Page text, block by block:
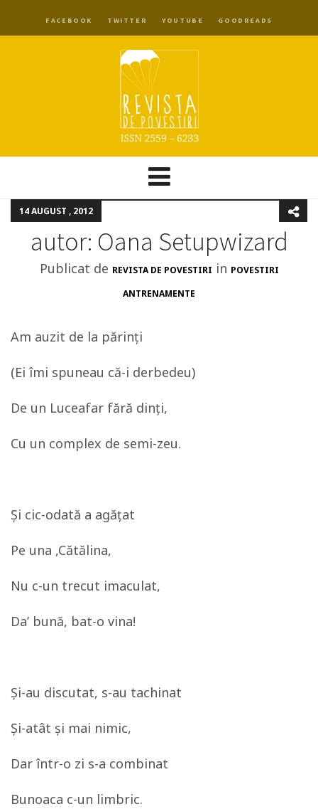
FACEBOOK TWITTER YOUTUBE GOODREADS
14 AUGUST , 2012
autor: Oana Setupwizard
Publicat de REVISTA DE POVESTIRI in POVESTIRI
ANTRENAMENTE
Am auzit de la părinţi
(Ei îmi spuneau că-i derbedeu)
De un Luceafar fără dinţi,
Cu un complex de semi-zeu.
Şi cic-odată a agăţat
Pe una ,Cătălina,
Nu c-un trecut imaculat,
Da’ bună, bat-o vina!
Şi-au discutat, s-au tachinat
Şi-atât şi mai nimic,
Dar într-o zi s-a combinat
Bunoaca c-un limbric.